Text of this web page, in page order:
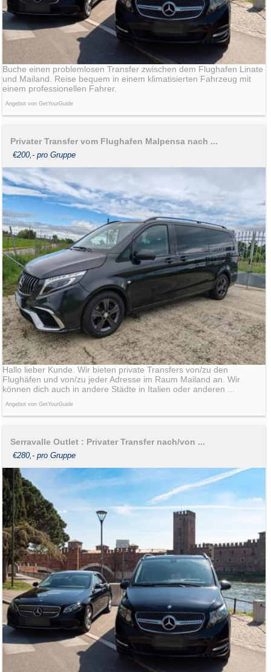
Buche einen problemlosen Transfer zwischen dem Flughafen Linate
und Mailand. Reise bequem in einem klimatisierten Fahrzeug mit
einem professionellen Fahrer.
Angebot von GetYourGuide
Privater Transfer vom Flughafen Malpensa nach ...
€200,- pro Gruppe
Hallo lieber Kunde. Wir bieten private Transfers von/zu den
Flughäfen und von/zu jeder Adresse im Raum Mailand an. Wir
können dich auch in andere Städte in Italien oder anderen ...
Angebot von GetYourGuide
Serravalle Outlet : Privater Transfer nach/von ...
€280,- pro Gruppe